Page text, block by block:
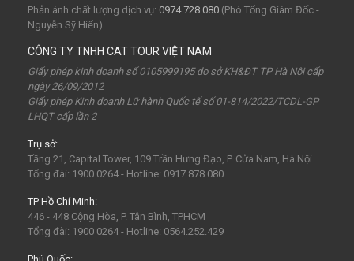
Tuần Châu
Tàu Hỏa
Du lịch Cửa Lò 2 ngày 1 đêm
Sài Gòn
Tết dương Mộc Châu Sapa
Yên Tử
Tam Chúc
chùa Tam Chúc
Sa Pa
30Thg4
Nha Trang
biểu tượng may mắn
con vật may mắn
osaka
du lịch Nhật Bản 7 ngày
khách sạn con nhộng
fukuoka Lào
bar Nhật Bản
Phản ánh chất lượng dịch vụ: 0974.728.080 (Phó Tổng Giám Đốc -
Nguyễn Sỹ Hiển)
CÔNG TY TNHH CAT TOUR VIỆT NAM
Giấy phép kinh doanh số 0105999195 do sở KH&ĐT TP Hà Nội cấp
ngày 26/09/2012
Giấy phép Kinh doanh Lữ hành Quốc tế số 01-814/2022/TCDL-GP
LHQT cấp lần 2
Trụ sở:
Tầng 21, Capital Tower, 109 Trần Hưng Đạo, P. Cửa Nam, Hà Nội
Tổng đài: 1900 0264 - Hotline: 0917.878.080
TP Hồ Chí Minh:
446 - 448 Cộng Hòa, P. Tân Bình, TPHCM
Tổng đài: 1900 0264 - Hotline: 0564.252.429